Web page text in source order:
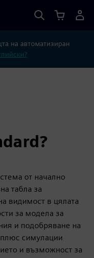
на автоматизиран
от начално
табла за
видимост в цялата
за модела за
и подобряване на
симулации
и възможност за